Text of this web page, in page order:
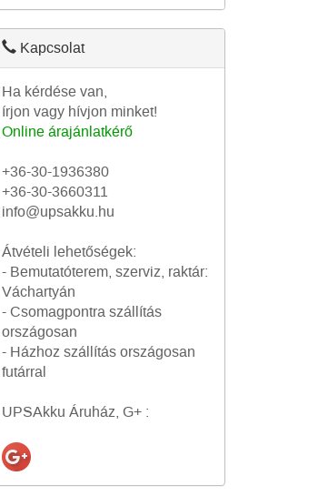
Kapcsolat
Ha kérdése van,
írjon vagy hívjon minket!
Online árajánlatkérő
+36-30-1936380
+36-30-3660311
info@upsakku.hu
Átvételi lehetőségek:
- Bemutatóterem, szerviz, raktár:
Váchartyán
- Csomagpontra szállítás
országosan
- Házhoz szállítás országosan
futárral
UPSAkku Áruház, G+ :